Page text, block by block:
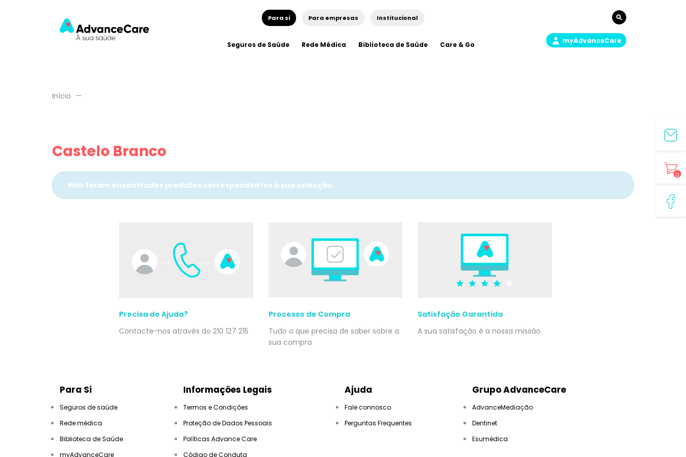
Para si Para empresas Institucional
Seguros de Saúde Rede Médica Biblioteca de Saúde Care & Go myAdvanceCare
Início
Castelo Branco
Não foram encontrados produtos correspondentes à sua selecção.
Precisa de Ajuda?
Contacte-nos através do 210 127 215
Processo de Compra
Tudo o que precisa de saber sobre a
sua compra
Satisfação Garantida
A sua satisfação é a nossa missão
Para Si
Seguros de saúde
Rede médica
Biblioteca de Saúde
myAdvanceCare
Informações Legais
Termos e Condições
Proteção de Dados Pessoais
Políticas Advance Care
Código de Conduta
Ajuda
Fale connosco
Perguntas Frequentes
Grupo AdvanceCare
AdvanceMediação
Dentinet
Esumédica
0